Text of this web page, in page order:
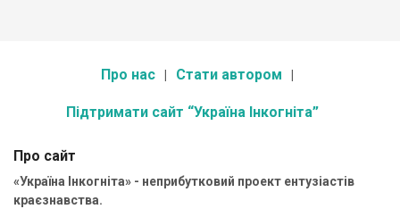
Про нас Стати автором
Підтримати сайт “Україна Інкогніта”
Про сайт
«Україна Інкогніта» - неприбутковий проект ентузіастів
краєзнавства.